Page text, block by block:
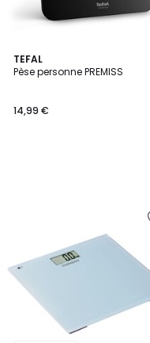
TEFAL
Pèse personne PREMISS
14,99 €